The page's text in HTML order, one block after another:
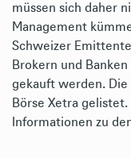
müssen sich daher
Management
Schweizer
Brokern und
gekauft werden. Die
Börse Xetra
Informationen zu